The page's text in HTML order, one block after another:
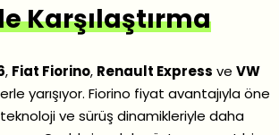
Karşılaştırma
, Fiat Fiorino, Renault Express ve VW
yarışıyor. Fiorino fiyat avantajıyla öne
ve sürüş dinamikleriyle daha